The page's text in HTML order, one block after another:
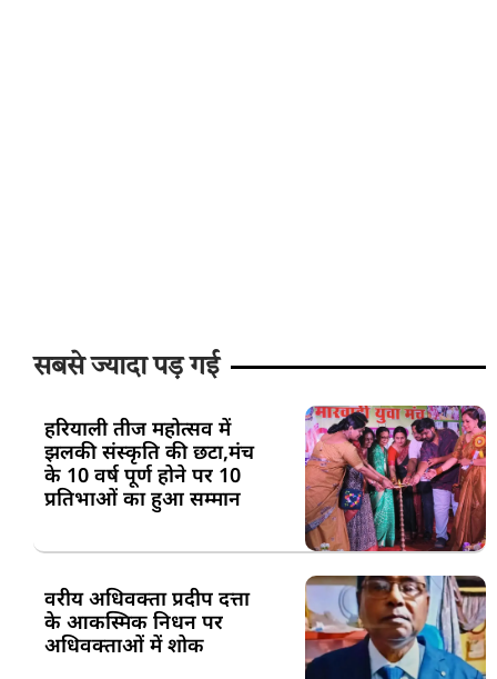
सबसे ज्यादा पड़ गई
हरियाली तीज महोत्सव में
झलकी संस्कृति की छटा,मंच
के 10 वर्ष पूर्ण होने पर 10
प्रतिभाओं का हुआ सम्मान
वरीय अधिवक्ता प्रदीप दत्ता
के आकस्मिक निधन पर
अधिवक्ताओं में शोक